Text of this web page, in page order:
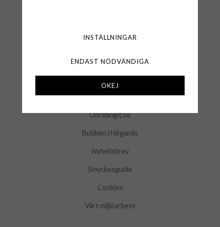
Mina favoriter
INFORMATION
Om Blingit.se
Butiken i Höganäs
Nyhetsbrev
Smyckesguide
Cookies
Vårt miljöarbete
INSTÄLLNINGAR
ENDAST NÖDVÄNDIGA
OKEJ